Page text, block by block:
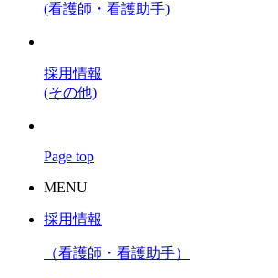
(看護師・看護助手)
採用情報
(その他)
Page top
MENU
採用情報
（看護師・看護助手）